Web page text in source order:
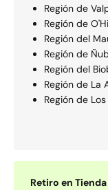
Región de
Región de
Región del
Región de
Región del
Región de La
Región de Los
Retiro en Tienda